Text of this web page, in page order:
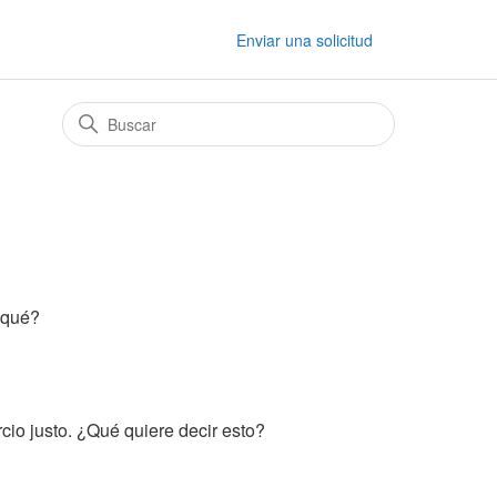
Enviar una solicitud
justo. ¿Qué quiere decir esto?